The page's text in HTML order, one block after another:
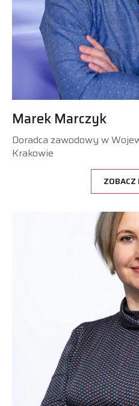
Marek Marczyk
Doradca zawodowy w
Krakowie
ZOBACZ